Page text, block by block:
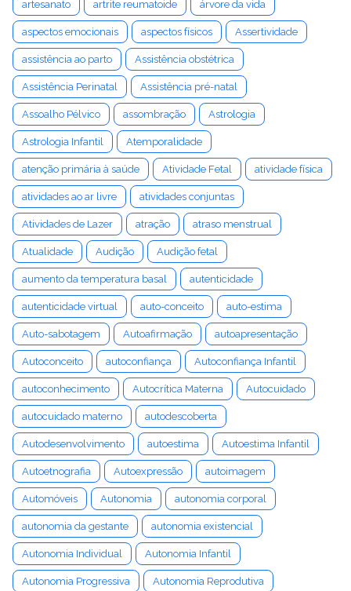
artesanato artrite reumatoide árvore da vida
aspectos emocionais aspectos físicos Assertividade
assistência ao parto Assistência obstétrica
Assistência Perinatal Assistência pré-natal
Assoalho Pélvico assombração Astrologia
Astrologia Infantil Atemporalidade
atenção primária à saúde Atividade Fetal atividade física
atividades ao ar livre atividades conjuntas
Atividades de Lazer atração atraso menstrual
Atualidade Audição Audição fetal
aumento da temperatura basal autenticidade
autenticidade virtual auto-conceito auto-estima
Auto-sabotagem Autoafirmação autoapresentação
Autoconceito autoconfiança Autoconfiança Infantil
autoconhecimento Autocrítica Materna Autocuidado
autocuidado materno autodescoberta
Autodesenvolvimento autoestima Autoestima Infantil
Autoetnografia Autoexpressão autoimagem
Automóveis Autonomia autonomia corporal
autonomia da gestante autonomia existencial
Autonomia Individual Autonomia Infantil
Autonomia Progressiva Autonomia Reprodutiva